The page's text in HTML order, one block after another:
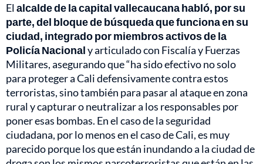
Elalcalde de la capital vallecaucana habló, por su
parte, del bloque de búsqueda que funciona en su
ciudad, integrado por miembros activos de la
Policía Nacionaly articulado con Fiscalía y Fuerzas
Militares, asegurando que “ha sido efectivo no solo
para proteger a Cali defensivamente contra estos
terroristas, sino también para pasar al ataque en zona
rural y capturar o neutralizar a los responsables por
poner esas bombas. En el caso de la seguridad
ciudadana, por lo menos en el caso de Cali, es muy
parecido porque los que están inundando a la ciudad de